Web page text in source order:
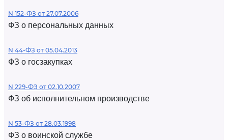
N 152-ФЗ от 27.07.2006
ФЗ о персональных данных
N 44-ФЗ от 05.04.2013
ФЗ о госзакупках
N 229-ФЗ от 02.10.2007
ФЗ об исполнительном производстве
N 53-ФЗ от 28.03.1998
ФЗ о воинской службе